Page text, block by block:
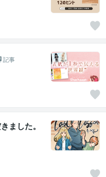
記事
ました。